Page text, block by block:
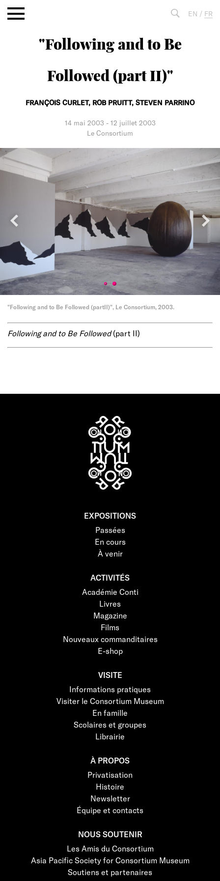
Aller
au
EN / FR
"Following and to Be
Followed (part II)"
FRANÇOIS CURLET, ROB PRUITT, STEVEN PARRINO
14 mai 2003 - 12 juillet 2003
Le Consortium
"Following and to Be Followed (partII)", Le Consortium, 2003.
Following and to Be Followed(part II)
EXPOSITIONS
Passées
En cours
À venir
ACTIVITÉS
Académie Conti
Livres
Magazine
Films
Nouveaux commanditaires
E-shop
VISITE
Informations pratiques
Visiter le Consortium Museum
En famille
Scolaires et groupes
Librairie
À PROPOS
Privatisation
Histoire
Newsletter
Équipe et contacts
NOUS SOUTENIR
Les Amis du Consortium
Asia Pacific Society for Consortium Museum
Soutiens et partenaires